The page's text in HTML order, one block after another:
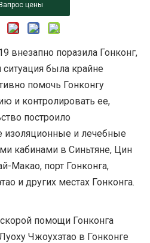
цены
внезапно поразила Гонконг,
была крайне
помочь Гонконгу
и контролировать ее,
построило
изоляционные и лечебные
кабинами в Синьтяне, Цин
Макао, порт Гонконга,
и других местах Гонконга.
помощи Гонконга
Чжоухэтао в Гонконге